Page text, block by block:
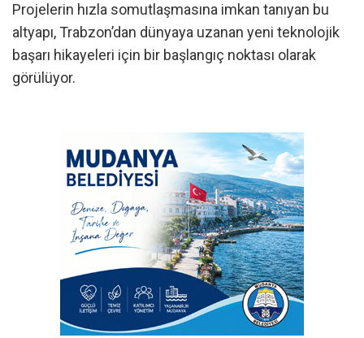
Projelerin hızla somutlaşmasına imkan tanıyan bu
altyapı, Trabzon’dan dünyaya uzanan yeni teknolojik
başarı hikayeleri için bir başlangıç noktası olarak
görülüyor.